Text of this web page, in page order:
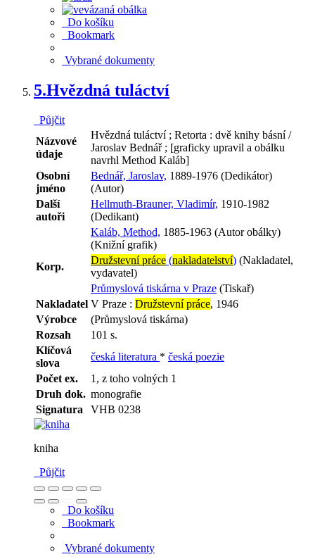
Do košíku
Bookmark
Vybrané dokumenty
5.Hvězdná tuláctví
Půjčit
Názvové
údaje
Hvězdná tuláctví ; Retorta : dvě knihy básní /
Jaroslav Bednář ; [graficky upravil a obálku
navrhl Method Kaláb]
Osobní
jméno
Bednář, Jaroslav, 1889-1976 (Dedikátor)
(Autor)
Další
autoři
Hellmuth-Brauner, Vladimír, 1910-1982
(Dedikant)
Kaláb, Method, 1885-1963 (Autor obálky)
(Knižní grafik)
Korp.
Družstevní práce (nakladatelství) (Nakladatel,
vydavatel)
Průmyslová tiskárna v Praze (Tiskař)
Nakladatel V Praze : Družstevní práce, 1946
Výrobce
(Průmyslová tiskárna)
Rozsah
101 s.
Klíčová
slova
česká literatura * česká poezie
Počet ex.
1, z toho volných 1
Druh dok. monografie
Signatura
VHB 0238
kniha
Půjčit
Do košíku
Bookmark
Vybrané dokumenty